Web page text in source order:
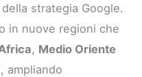
strategia Google.
in nuove regioni che
, Medio Oriente
ampliando